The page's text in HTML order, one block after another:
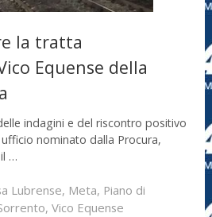
la tratta
Equense della
indagini e del riscontro positivo
nominato dalla Procura,
…
Lubrense, Meta, Piano di
, Vico Equense